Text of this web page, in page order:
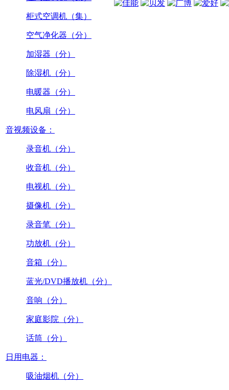
柜式空调机（集）
空气净化器（分）
加湿器（分）
除湿机（分）
电暖器（分）
电风扇（分）
音视频设备：
录音机（分）
收音机（分）
电视机（分）
摄像机（分）
录音笔（分）
功放机（分）
音箱（分）
蓝光/DVD播放机（分）
音响（分）
家庭影院（分）
话筒（分）
日用电器：
吸油烟机（分）